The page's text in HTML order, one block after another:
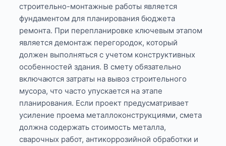
строительно-монтажные работы является
фундаментом для планирования бюджета
ремонта. При перепланировке ключевым этапом
является демонтаж перегородок, который
должен выполняться с учетом конструктивных
особенностей здания. В смету обязательно
включаются затраты на вывоз строительного
мусора, что часто упускается на этапе
планирования. Если проект предусматривает
усиление проема металлоконструкциями, смета
должна содержать стоимость металла,
сварочных работ, антикоррозийной обработки и